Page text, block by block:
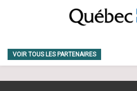
VOIR TOUS LES PARTENAIRES